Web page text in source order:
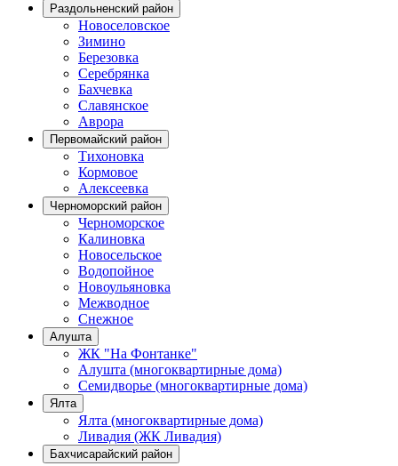
Раздольненский район
Новоселовское
Зимино
Березовка
Серебрянка
Бахчевка
Славянское
Аврора
Первомайский район
Тихоновка
Кормовое
Алексеевка
Черноморский район
Черноморское
Калиновка
Новосельское
Водопойное
Новоульяновка
Межводное
Снежное
Алушта
ЖК "На Фонтанке"
Алушта (многоквартирные дома)
Семидворье (многоквартирные дома)
Ялта
Ялта (многоквартирные дома)
Ливадия (ЖК Ливадия)
Бахчисарайский район